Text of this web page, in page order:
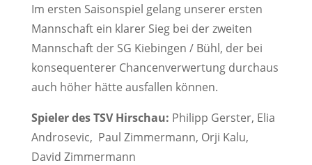
Im ersten Saisonspiel gelang unserer ersten
Mannschaft ein klarer Sieg bei der zweiten
Mannschaft der SG Kiebingen / Bühl, der bei
konsequenterer Chancenverwertung durchaus
auch höher hätte ausfallen können.
Spieler des TSV Hirschau: Philipp Gerster, Elia
Androsevic, Paul Zimmermann, Orji Kalu,
David Zimmermann